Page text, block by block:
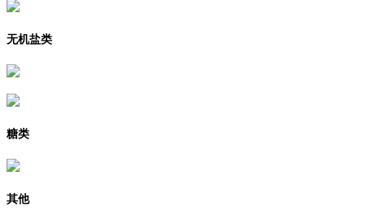
无机盐类
糖类
其他